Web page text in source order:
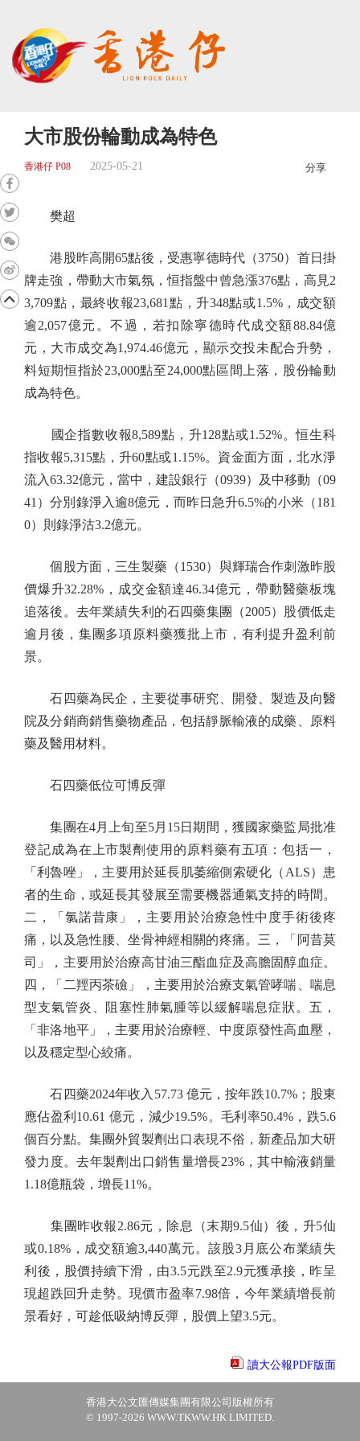
大市股份輪動成為特色
香港仔 P08 2025-05-21 分享
樊超
港股昨高開65點後，受惠寧德時代（3750）首日掛
牌走強，帶動大市氣氛，恒指盤中曾急漲376點，高見2
3,709點，最終收報23,681點，升348點或1.5%，成交額
逾2,057億元。不過，若扣除寧德時代成交額88.84億
元，大市成交為1,974.46億元，顯示交投未配合升勢，
料短期恒指於23,000點至24,000點區間上落，股份輪動
成為特色。
國企指數收報8,589點，升128點或1.52%。恒生科
指收報5,315點，升60點或1.15%。資金面方面，北水淨
流入63.32億元，當中，建設銀行（0939）及中移動（09
41）分別錄淨入逾8億元，而昨日急升6.5%的小米（181
0）則錄淨沽3.2億元。
個股方面，三生製藥（1530）與輝瑞合作刺激昨股
價爆升32.28%，成交金額達46.34億元，帶動醫藥板塊
追落後。去年業績失利的石四藥集團（2005）股價低走
逾月後，集團多項原料藥獲批上市，有利提升盈利前
景。
石四藥為民企，主要從事研究、開發、製造及向醫
院及分銷商銷售藥物產品，包括靜脈輸液的成藥、原料
藥及醫用材料。
石四藥低位可博反彈
集團在4月上旬至5月15日期間，獲國家藥監局批准
登記成為在上市製劑使用的原料藥有五項：包括一，
「利魯唑」，主要用於延長肌萎縮側索硬化（ALS）患
者的生命，或延長其發展至需要機器通氣支持的時間。
二，「氯諾昔康」，主要用於治療急性中度手術後疼
痛，以及急性腰、坐骨神經相關的疼痛。三，「阿昔莫
司」，主要用於治療高甘油三酯血症及高膽固醇血症。
四，「二羥丙茶礆」，主要用於治療支氣管哮喘、喘息
型支氣管炎、阻塞性肺氣腫等以緩解喘息症狀。五，
「非洛地平」，主要用於治療輕、中度原發性高血壓，
以及穩定型心絞痛。
石四藥2024年收入57.73 億元，按年跌10.7%；股東
應佔盈利10.61 億元，減少19.5%。毛利率50.4%，跌5.6
個百分點。集團外貿製劑出口表現不俗，新產品加大研
發力度。去年製劑出口銷售量增長23%，其中輸液銷量
1.18億瓶袋，增長11%。
集團昨收報2.86元，除息（末期9.5仙）後，升5仙
或0.18%，成交額逾3,440萬元。該股3月底公布業績失
利後，股價持續下滑，由3.5元跌至2.9元獲承接，昨呈
現超跌回升走勢。現價市盈率7.98倍，今年業績增長前
景看好，可趁低吸納博反彈，股價上望3.5元。
讀大公報PDF版面
香港大公文匯傳媒集團有限公司版權所有
© 1997-2026 WWW.TKWW.HK LIMITED.